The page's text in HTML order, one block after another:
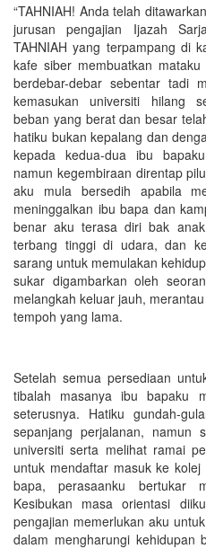
“TAHNIAH! Anda telah
jurusan pengajian Ijazah
TAHNIAH yang terpampang di
kafe siber membuatkan
berdebar-debar sebentar tadi
kemasukan universiti hilang
beban yang berat dan besar
hatiku bukan kepalang dan
kepada kedua-dua ibu
namun kegembiraan direntap
aku mula bersedih apabila
meninggalkan ibu bapa dan
benar aku terasa diri bak
terbang tinggi di udara, dan
sarang untuk memulakan
sukar digambarkan oleh
melangkah keluar jauh,
tempoh yang lama.
Setelah semua persediaan
tibalah masanya ibu bapaku
seterusnya. Hatiku gundah-
sepanjang perjalanan, namun
universiti serta melihat ramai
untuk mendaftar masuk ke
bapa, perasaanku bertukar
Kesibukan masa orientasi
pengajian memerlukan aku
dalam mengharungi kehidupan